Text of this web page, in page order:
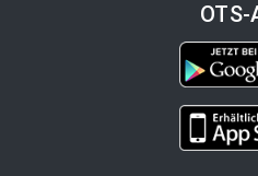
OTS-